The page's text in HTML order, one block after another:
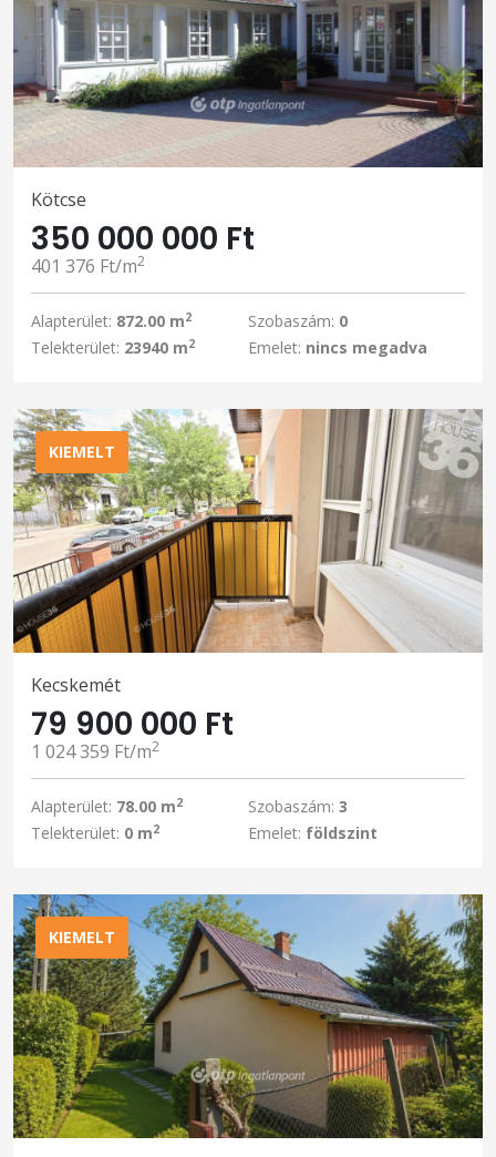
Kötcse
350 000 000 Ft
401 376 Ft/m2
Alapterület: 872.00 m2
Telekterület: 23940 m2
Szobaszám: 0
Emelet: nincs megadva
KIEMELT
Kecskemét
79 900 000 Ft
1 024 359 Ft/m2
Alapterület: 78.00 m2
Telekterület: 0 m2
Szobaszám: 3
Emelet: földszint
KIEMELT